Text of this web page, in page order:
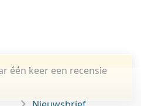
één keer een recensie